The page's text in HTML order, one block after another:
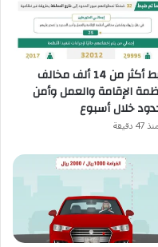
ضبط أكثر من 14 ألف مخالف
الإقامة والعمل وأمن
خلال أسبوع
منذ 47 دقيقة